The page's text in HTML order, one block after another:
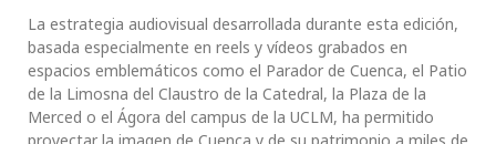
La estrategia audiovisual desarrollada durante esta edición,
basada especialmente en reels y vídeos grabados en
espacios emblemáticos como el Parador de Cuenca, el Patio
de la Limosna del Claustro de la Catedral, la Plaza de la
Merced o el Ágora del campus de la UCLM, ha permitido